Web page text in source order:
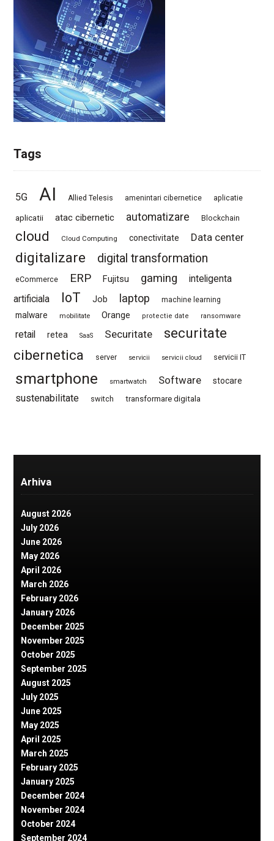
Tags
5G AI Allied Telesis amenintari cibernetice aplicatie
aplicatii atac cibernetic automatizare Blockchain
cloud Cloud Computing conectivitate Data center
digitalizare digital transformation
eCommerce ERP Fujitsu gaming
inteligenta
artificiala
IoT Job laptop machine learning
malware mobilitate Orange protectie date ransomware
retail retea SaaS Securitate
securitate
cibernetica
server servicii servicii cloud servicii IT
smartphone smartwatch Software stocare
sustenabilitate switch transformare digitala
Arhiva
August 2026
July 2026
June 2026
May 2026
April 2026
March 2026
February 2026
January 2026
December 2025
November 2025
October 2025
September 2025
August 2025
July 2025
June 2025
May 2025
April 2025
March 2025
February 2025
January 2025
December 2024
November 2024
October 2024
September 2024